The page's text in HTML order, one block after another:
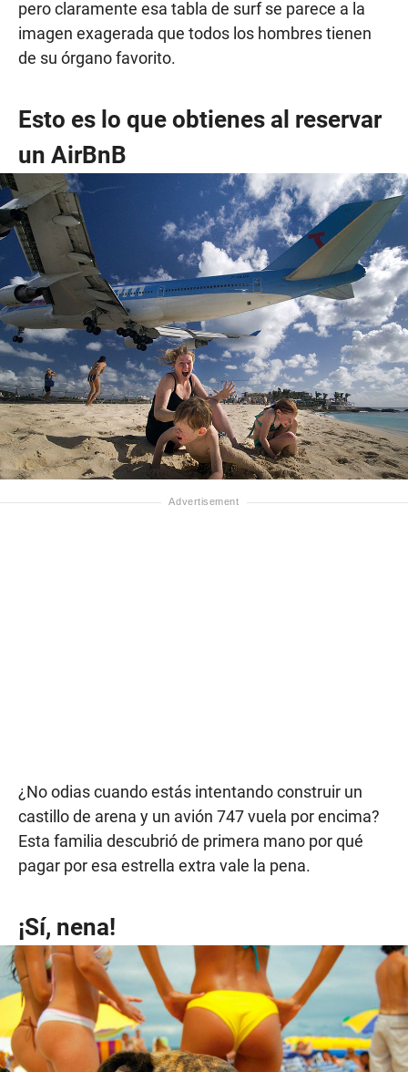
pero claramente esa tabla de surf se parece a la
imagen exagerada que todos los hombres tienen
de su órgano favorito.
Esto es lo que obtienes al reservar
un AirBnB
¿No odias cuando estás intentando construir un
castillo de arena y un avión 747 vuela por encima?
Esta familia descubrió de primera mano por qué
pagar por esa estrella extra vale la pena.
¡Sí, nena!